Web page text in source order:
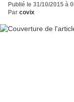
Publié le 31/10/2015 à
Par covix